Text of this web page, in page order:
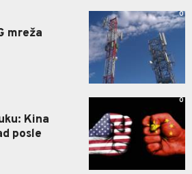
mreža
0
Kina
posle
0